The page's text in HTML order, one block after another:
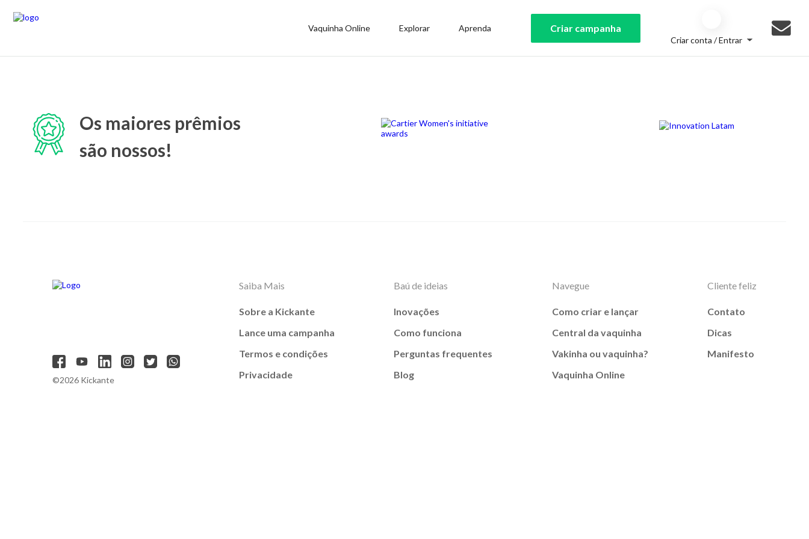
Vaquinha Online Explorar Aprenda Criar campanha
Criar conta / Entrar
Os maiores prêmios
são nossos!
©2026 Kickante
Saiba Mais
Sobre a Kickante
Lance uma campanha
Termos e condições
Privacidade
Baú de ideias
Inovações
Como funciona
Perguntas frequentes
Blog
Navegue
Como criar e lançar
Central da vaquinha
Vakinha ou vaquinha?
Vaquinha Online
Cliente feliz
Contato
Dicas
Manifesto